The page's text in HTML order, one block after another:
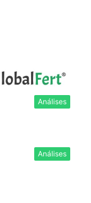
Análises
Análises